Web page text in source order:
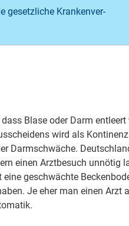
gesetzliche Kranken­ver­
Blase oder Darm
wird als
Darmschwäche.
einen Arztbesuch unnötig
geschwächte
Je eher man einen Arzt